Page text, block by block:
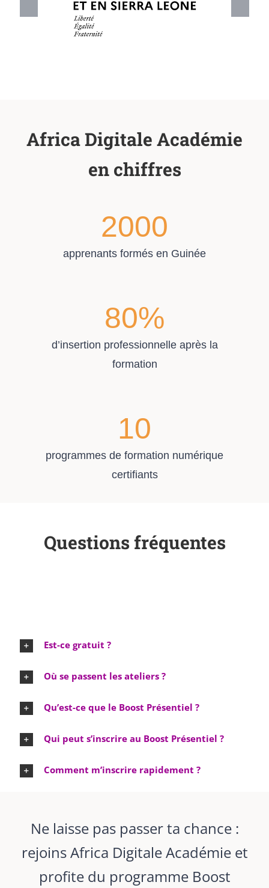
Africa Digitale Académie
en chiffres
2000
apprenants formés en Guinée
80%
d’insertion professionnelle après la
formation
10
programmes de formation numérique
certifiants
Questions fréquentes
Est-ce gratuit ?
Où se passent les ateliers ?
Qu’est-ce que le Boost Présentiel ?
Qui peut s’inscrire au Boost Présentiel ?
Comment m’inscrire rapidement ?
Ne laisse pas passer ta chance :
rejoins Africa Digitale Académie et
profite du programme Boost